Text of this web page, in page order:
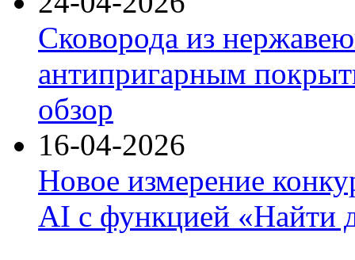
Сковорода из
антипригарным
обзор
16-04-2026
Новое измерение
AI с функцией «Найти